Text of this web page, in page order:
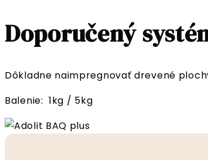
Doporučený
Dôkladne naimpregnovať drevené
Balenie: 1kg / 5kg